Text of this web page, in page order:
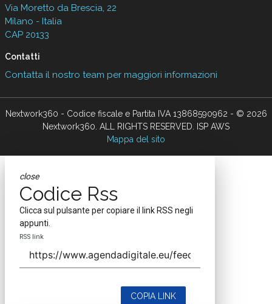
Via Moretto da Brescia, 22
Milano - Italia
CAP 20133
Contatti
Contatta il nostro team per maggiori informazioni
Nextwork360 - Codice fiscale e Partita IVA 13868590962 - © 2026
Nextwork360. ALL RIGHTS RESERVED. ISP AWS
Mappa del sito
close
Codice Rss
Clicca sul pulsante per copiare il link RSS negli
appunti.
RSS link
COPIA LINK